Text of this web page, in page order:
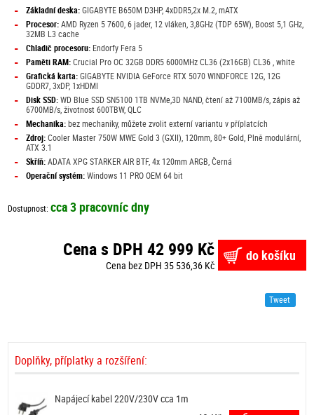
- Základní deska:GIGABYTE B650M D3HP, 4xDDR5,2x M.2, mATX
- Procesor:AMD Ryzen 5 7600, 6 jader, 12 vláken, 3,8GHz (TDP 65W), Boost 5,1 GHz,
32MB L3 cache
- Chladič procesoru:Endorfy Fera 5
- Paměti RAM:Crucial Pro OC 32GB DDR5 6000MHz CL36 (2x16GB) CL36 , white
- Grafická karta:GIGABYTE NVIDIA GeForce RTX 5070 WINDFORCE 12G, 12G
GDDR7, 3xDP, 1xHDMI
- Disk SSD:WD Blue SSD SN5100 1TB NVMe,3D NAND, čtení až 7100MB/s, zápis až
6700MB/s, životnost 600TBW, QLC
- Mechanika:bez mechaniky, můžete zvolit externí variantu v příplatcích
- Zdroj:Cooler Master 750W MWE Gold 3 (GXII), 120mm, 80+ Gold, Plně modulární,
ATX 3.1
- Skříň:ADATA XPG STARKER AIR BTF, 4x 120mm ARGB, Černá
- Operační systém:Windows 11 PRO OEM 64 bit
Dostupnost:cca 3 pracovníc dny
Cena s DPH 42 999 Kč
Cena bez DPH 35 536,36 Kč
do košíku
Tweet
Doplňky, příplatky a rozšíření:
Napájecí kabel 220V/230V cca 1m